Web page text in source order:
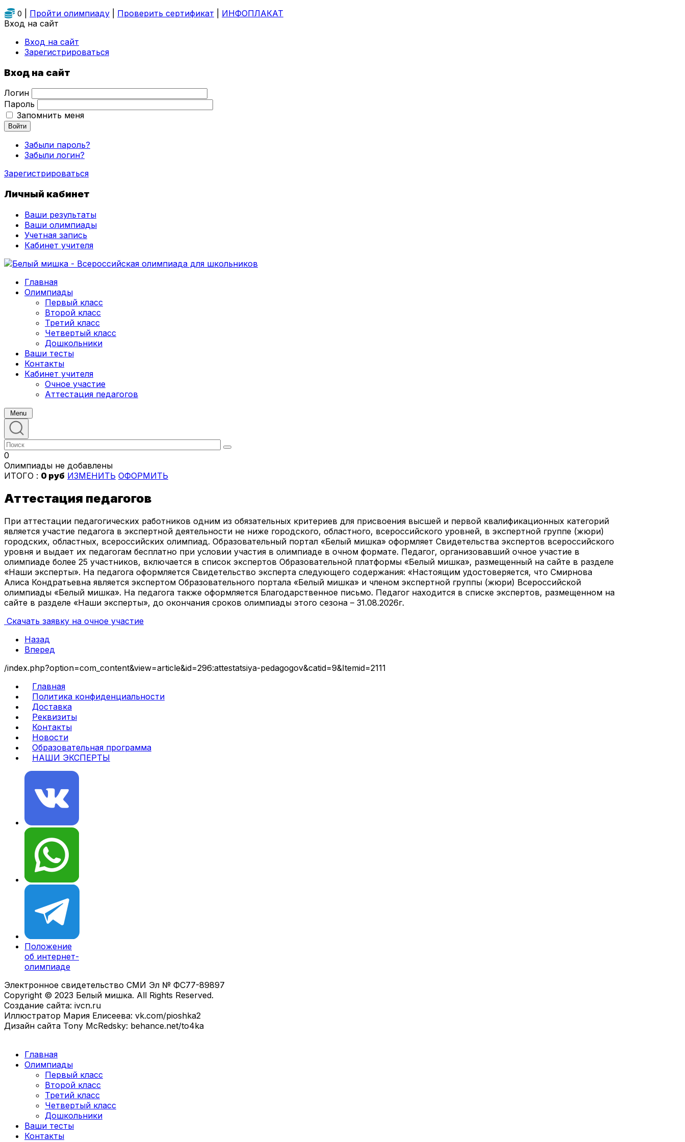
0 Пройти олимпиаду Проверить сертификат
ИНФОПЛАКАТ
Вход на сайт
Вход на сайт
Зарегистрироваться
Вход на сайт
Логин
Пароль
Запомнить меня
Войти
Забыли пароль?
Забыли логин?
Зарегистрироваться
Личный кабинет
Ваши результаты
Ваши олимпиады
Учетная запись
Кабинет учителя
Главная
Олимпиады
Первый класс
Второй класс
Третий класс
Четвертый класс
Дошкольники
Ваши тесты
Контакты
Кабинет учителя
Очное участие
Аттестация педагогов
Menu
0
Олимпиады не добавлены
ИТОГО : 0 руб ИЗМЕНИТЬ ОФОРМИТЬ
Аттестация педагогов
При аттестации педагогических работников одним из обязательных критериев для присвоения высшей и первой квалификационных категорий
является участие педагога в экспертной деятельности не ниже городского, областного, всероссийского уровней, в экспертной группе (жюри)
городских, областных, всероссийских олимпиад. Образовательный портал «Белый мишка» оформляет Свидетельства экспертов всероссийского
уровня и выдает их педагогам бесплатно при условии участия в олимпиаде в очном формате. Педагог, организовавший очное участие в
олимпиаде более 25 участников, включается в список экспертов Образовательной платформы «Белый мишка», размещенный на сайте в разделе
«Наши эксперты». На педагога оформляется Свидетельство эксперта следующего содержания: «Настоящим удостоверяется, что Смирнова
Алиса Кондратьевна является экспертом Образовательного портала «Белый мишка» и членом экспертной группы (жюри) Всероссийской
олимпиады «Белый мишка». На педагога также оформляется Благодарственное письмо. Педагог находится в списке экспертов, размещенном на
сайте в разделе «Наши эксперты», до окончания сроков олимпиады этого сезона – 31.08.2026г.
Скачать заявку на очное участие
Назад
Вперед
/index.php?option=com_content&view=article&id=296:attestatsiya-pedagogov&catid=9&Itemid=2111
Главная
Политика конфиденциальности
Доставка
Реквизиты
Контакты
Новости
Образовательная программа
НАШИ ЭКСПЕРТЫ
Положение
об интернет-
олимпиаде
Электронное свидетельство СМИ Эл № ФС77-89897
Copyright © 2023 Белый мишка. All Rights Reserved.
Создание сайта: ivcn.ru
Иллюстратор Мария Елисеева: vk.com/pioshka2
Дизайн сайта Tony McRedsky: behance.net/to4ka
Главная
Олимпиады
Первый класс
Второй класс
Третий класс
Четвертый класс
Дошкольники
Ваши тесты
Контакты